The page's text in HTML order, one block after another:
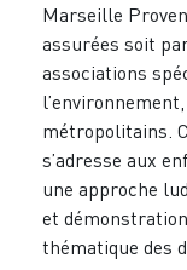
Marseille
assurées soit
associations
métropolitains.
s’adresse aux
une approche
et
thématique des